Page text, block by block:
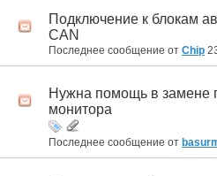
Подключение к блокам
CAN
Последнее сообщение от Chip
Нужна помощь в замене
монитора
Последнее сообщение от